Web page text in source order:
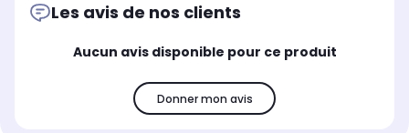
Les avis de nos clients
Aucun avis disponible pour ce produit
Donner mon avis